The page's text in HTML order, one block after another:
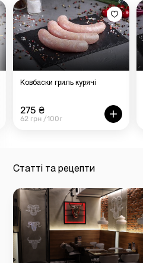
Ковбаски гриль курячі
275 ₴
62 грн /100г
Статті та рецепти